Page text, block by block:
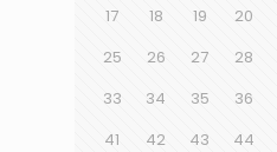
17
18 19 20
25
26 27 28
33
34 35 36
41
42 43 44